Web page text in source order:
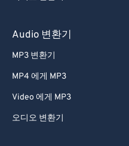
Audio 변환기
MP3 변환기
MP4 에게 MP3
Video 에게 MP3
오디오 변환기